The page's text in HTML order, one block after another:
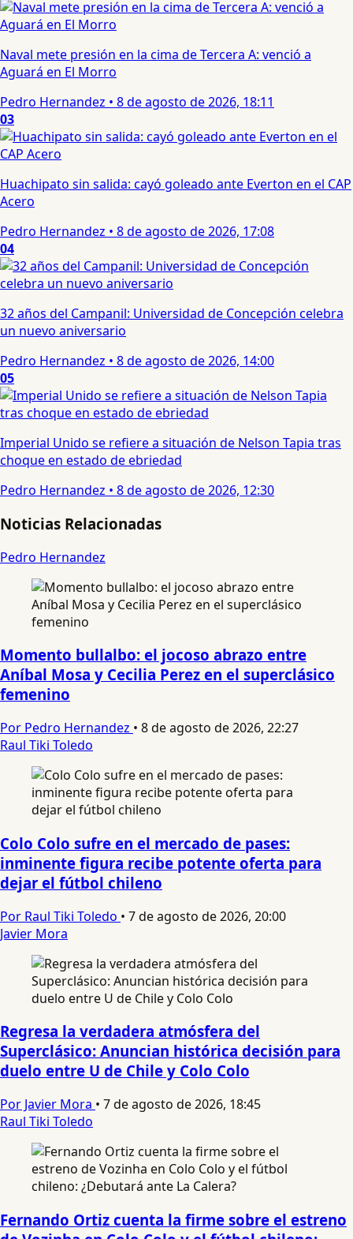
Naval mete presión en la cima de Tercera A: venció a
Aguará en El Morro
Pedro Hernandez • 8 de agosto de 2026, 18:11
03
Huachipato sin salida: cayó goleado ante Everton en el CAP
Acero
Pedro Hernandez • 8 de agosto de 2026, 17:08
04
32 años del Campanil: Universidad de Concepción celebra
un nuevo aniversario
Pedro Hernandez • 8 de agosto de 2026, 14:00
05
Imperial Unido se refiere a situación de Nelson Tapia tras
choque en estado de ebriedad
Pedro Hernandez • 8 de agosto de 2026, 12:30
Noticias Relacionadas
Pedro Hernandez
Momento bullalbo: el jocoso abrazo entre
Aníbal Mosa y Cecilia Perez en el superclásico
femenino
Por Pedro Hernandez • 8 de agosto de 2026, 22:27
Raul Tiki Toledo
Colo Colo sufre en el mercado de pases:
inminente figura recibe potente oferta para
dejar el fútbol chileno
Por Raul Tiki Toledo • 7 de agosto de 2026, 20:00
Javier Mora
Regresa la verdadera atmósfera del
Superclásico: Anuncian histórica decisión para
duelo entre U de Chile y Colo Colo
Por Javier Mora • 7 de agosto de 2026, 18:45
Raul Tiki Toledo
Fernando Ortiz cuenta la firme sobre el estreno